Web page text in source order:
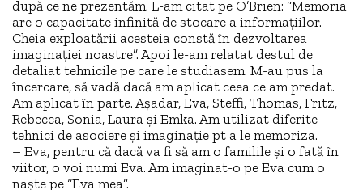
după ce ne prezentăm. L-am citat pe O’Brien: “Memoria
are o capacitate infinită de stocare a informațiilor.
Cheia exploatării acesteia constă în dezvoltarea
imaginației noastre”. Apoi le-am relatat destul de
detaliat tehnicile pe care le studiasem. M-au pus la
încercare, să vadă dacă am aplicat ceea ce am predat.
Am aplicat în parte. Așadar, Eva, Steffi, Thomas, Fritz,
Rebecca, Sonia, Laura și Emka. Am utilizat diferite
tehnici de asociere și imaginație pt a le memoriza.
– Eva, pentru că dacă va fi să am o familile și o fată în
viitor, o voi numi Eva. Am imaginat-o pe Eva cum o
naște pe “Eva mea”.